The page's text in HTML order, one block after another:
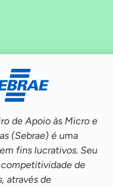
de Apoio às Micro e
(Sebrae) é uma
fins lucrativos. Seu
de
através de